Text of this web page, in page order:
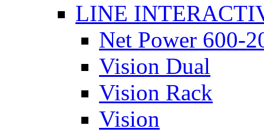
LINE
Net Power 600-
Vision Dual
Vision Rack
Vision